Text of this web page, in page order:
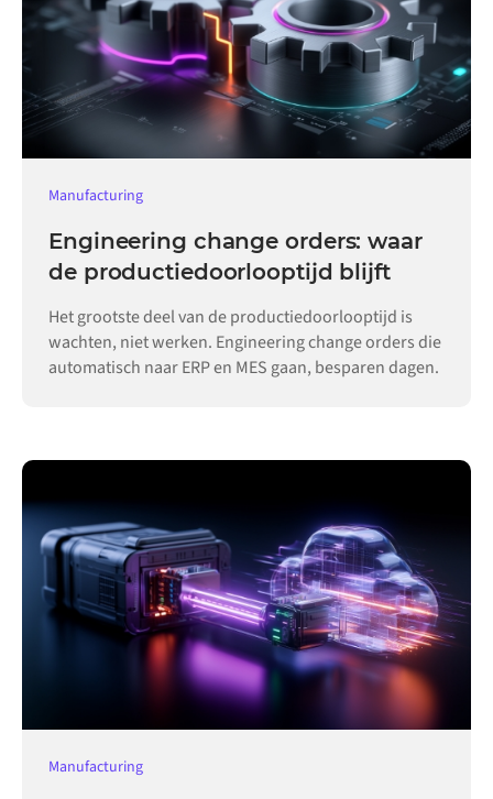
Manufacturing
Engineering change orders: waar
de productiedoorlooptijd blijft
Het grootste deel van de productiedoorlooptijd is
wachten, niet werken. Engineering change orders die
automatisch naar ERP en MES gaan, besparen dagen.
Manufacturing